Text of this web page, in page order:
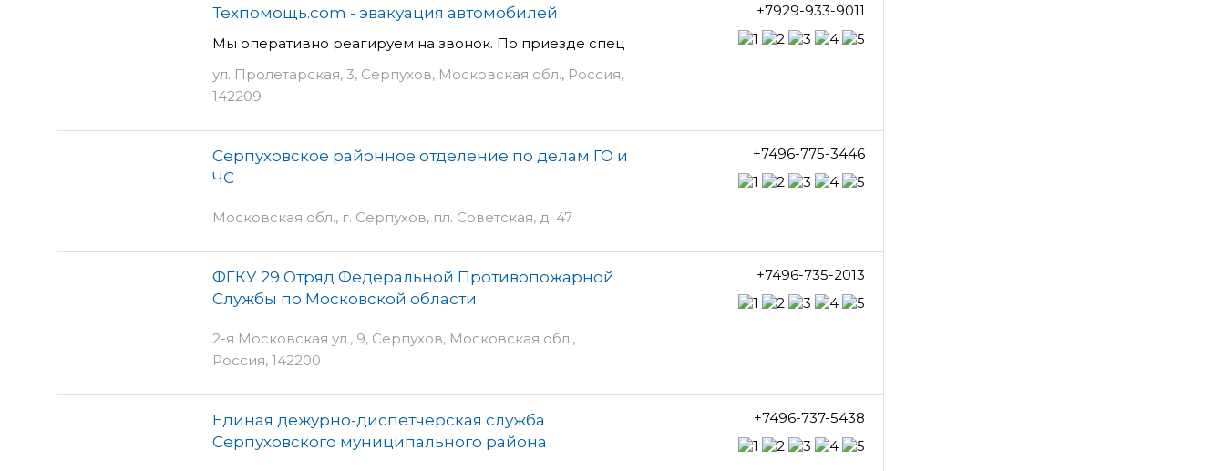
Техпомощь.com - эвакуация автомобилей
Мы оперативно реагируем на звонок. По приезде спец
ул. Пролетарская, 3, Серпухов, Московская обл., Россия,
142209
+7929-933-9011
Серпуховское районное отделение по делам ГО и
ЧС
Московская обл., г. Серпухов, пл. Советская, д. 47
+7496-775-3446
ФГКУ 29 Отряд Федеральной Противопожарной
Службы по Московской области
2-я Московская ул., 9, Серпухов, Московская обл.,
Россия, 142200
+7496-735-2013
Единая дежурно-диспетчерская служба
Серпуховского муниципального района
+7496-737-5438